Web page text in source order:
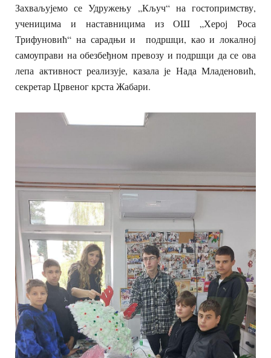
Захваљујемо се Удружењу „Кључ“ на гостопримству,
ученицима и наставницима из ОШ „Херој Роса
Трифуновић“ на сарадњи и подршци, као и локалној
самоуправи на обезбеђном превозу и подршци да се ова
лепа активност реализује, казала је Нада Младеновић,
секретар Црвеног крста Жабари.